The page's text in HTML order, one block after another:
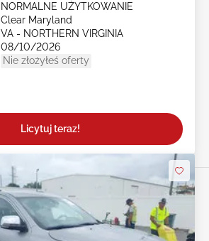
NORMALNE UŻYTKOWANIE
Clear Maryland
VA - NORTHERN VIRGINIA
08/10/2026
Nie złożyłeś oferty
Licytuj teraz!